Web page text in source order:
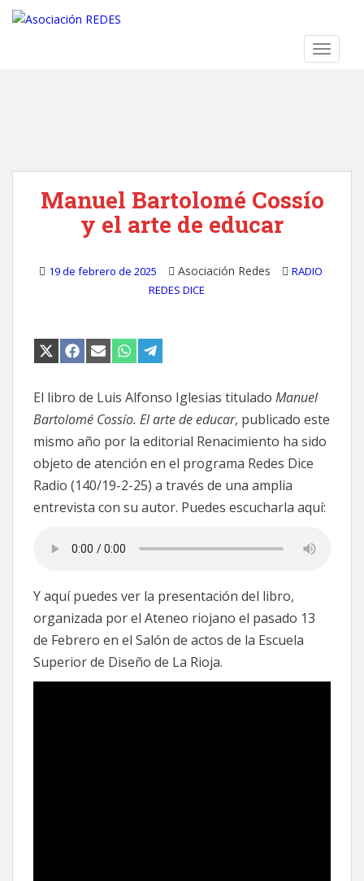
Manuel Bartolomé Cossío
y el arte de educar
19 de febrero de 2025 Asociación Redes
RADIO
REDES DICE
COMPARTIR
EN
COMPARTIR
EN
COMPARTIR
EN
COMPARTIR
EN
COMPARTIR
EN
El libro de Luis Alfonso Iglesias titulado Manuel
Bartolomé Cossío. El arte de educar, publicado este
mismo año por la editorial Renacimiento ha sido
objeto de atención en el programa Redes Dice
Radio (140/19-2-25) a través de una amplia
entrevista con su autor. Puedes escucharla aquí:
Y aquí puedes ver la presentación del libro,
organizada por el Ateneo riojano el pasado 13
de Febrero en el Salón de actos de la Escuela
Superior de Diseño de La Rioja.